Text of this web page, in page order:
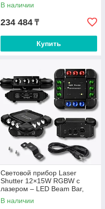
В наличии
234 484 ₸
Купить
Световой прибор Laser
Shutter 12×15W RGBW с
лазером – LED Beam Bar,
стробоскоп, DMX512 для
сцены и шоу
В наличии